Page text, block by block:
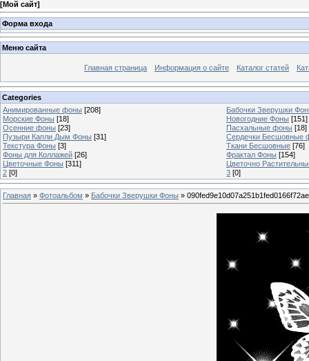
[Мой сайт]
Форма входа
Меню сайта
Главная страница Информация о сайте Каталог статей
Categories
Анимированные фоны [208]
Бабочки Зверушки
Морские Фоны [18] Новогодние Фоны [151]
Осенние фоны [23] Пасхальные фоны [18]
Пузыри Капли Дым Фоны [31]
Сердечки Бесшовные
Текстура Фоны [3] Ткани Бесшовные [76]
Фоны для Коллажей [26] Фрактал Фоны [154]
Цветочные Фоны [311]
Цветочно
2 [0] 3 [0]
Главная » Фотоальбом » Бабочки Зверушки Фоны »